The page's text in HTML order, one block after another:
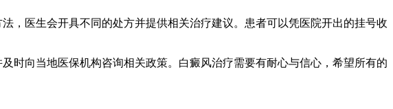
，医生会开具不同的处方并提供相关治疗建议。患者可以凭医院开出的挂号收
时向当地医保机构咨询相关政策。白癜风治疗需要有耐心与信心，希望所有的